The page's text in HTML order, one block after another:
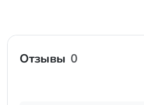
Отзывы 0